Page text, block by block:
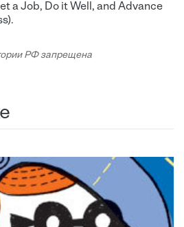
a Job, Do it Well, and Advance
РФ запрещена